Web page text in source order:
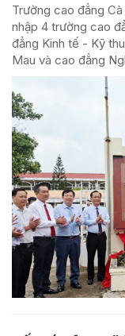
Trường cao đẳng
nhập 4 trường cao
đẳng Kinh tế - Kỹ
Mau và cao đẳng